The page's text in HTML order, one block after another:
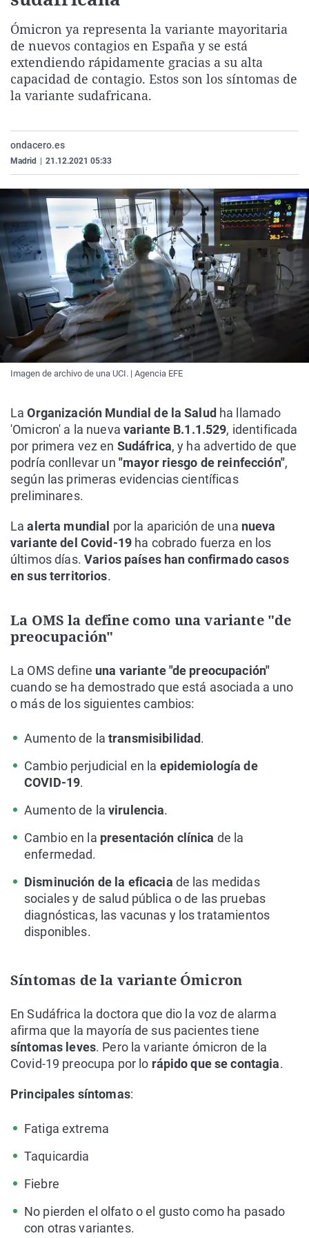
Gente viajera
Como el perro y el
Retornados
Equipo de
Operación Viuda
Galicia
La Rioja
Navarra
Televisión
Elecciones
Ómicron ya representa la variante mayoritaria
de nuevos contagios en España y se está
extendiendo rápidamente gracias a su alta
capacidad de contagio. Estos son los síntomas de
la variante sudafricana.
ondacero.es
Madrid 21.12.2021 05:33
Imagen de archivo de una UCI. | Agencia EFE
LaOrganización Mundial de la Salud ha llamado
'Omicron' a la nueva variante B.1.1.529, identificada
por primera vez en Sudáfrica, y ha advertido de que
podría conllevar un "mayor riesgo de reinfección",
según las primeras evidencias científicas
preliminares.
Laalerta mundial por la aparición de una nueva
variante del Covid-19ha cobrado fuerza en los
últimos días. Varios países han confirmado casos
en sus territorios.
La OMS la define como una variante "de
preocupación"
La OMS define una variante "de preocupación"
cuando se ha demostrado que está asociada a uno
o más de los siguientes cambios:
Aumento de la transmisibilidad.
Cambio perjudicial en la epidemiología de
COVID-19.
Aumento de la virulencia.
Cambio en la presentación clínica de la
enfermedad.
Disminución de la eficacia de las medidas
sociales y de salud pública o de las pruebas
diagnósticas, las vacunas y los tratamientos
disponibles.
Síntomas de la variante Ómicron
En Sudáfrica la doctora que dio la voz de alarma
afirma que la mayoría de sus pacientes tiene
síntomas leves. Pero la variante ómicron de la
Covid-19 preocupa por lo rápido que se contagia.
Principales síntomas:
Fatiga extrema
Taquicardia
Fiebre
No pierden el olfato o el gusto como ha pasado
con otras variantes.